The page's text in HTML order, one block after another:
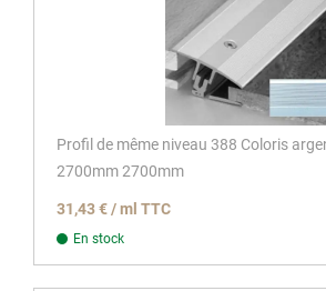
Profil de même niveau 388 Coloris
2700mm 2700mm
31,43 € / ml TTC
En stock